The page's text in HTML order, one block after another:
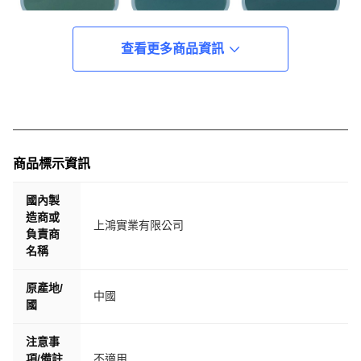
查看更多商品資訊
商品標示資訊
國內製
造商或
負責商
名稱
上鴻實業有限公司
原產地/
國
中國
注意事